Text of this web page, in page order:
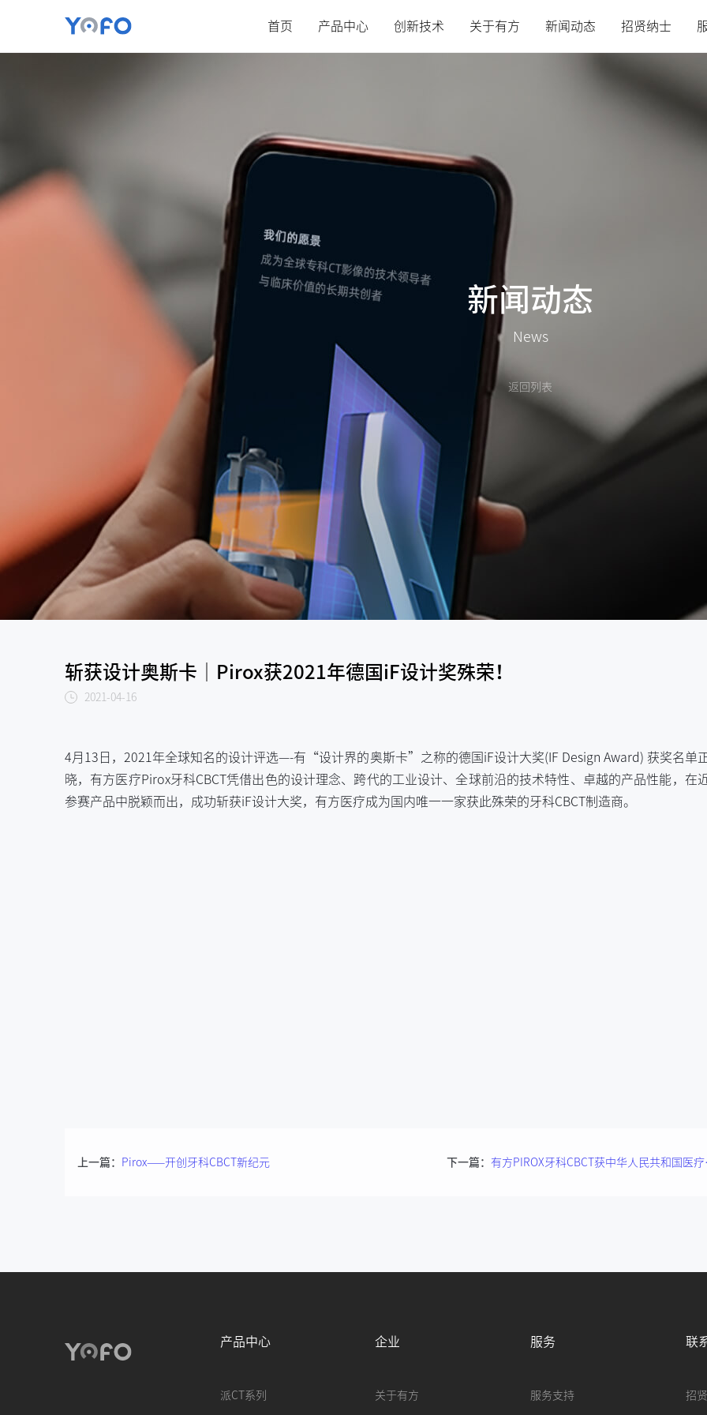
首页 产品中心 创新技术 关于有方 新闻动态 招贤纳士
新闻动态
News
返回列表
斩获设计奥斯卡│Pirox获2021年德国iF设计奖殊荣！
2021-04-16
4月13日，2021年全球知名的设计评选—-有“设计界的奥斯卡”之称的德国iF设计大奖(IF Design Award) 获奖名单
晓，有方医疗Pirox牙科CBCT凭借出色的设计理念、跨代的工业设计、全球前沿的技术特性、卓越的产品性能，在
参赛产品中脱颖而出，成功斩获iF设计大奖，有方医疗成为国内唯一一家获此殊荣的牙科CBCT制造商。
上一篇： Pirox——开创牙科CBCT新纪元 下一篇： 有方
产品中心
派CT系列
企业
关于有方
服务
服务支持
联
招